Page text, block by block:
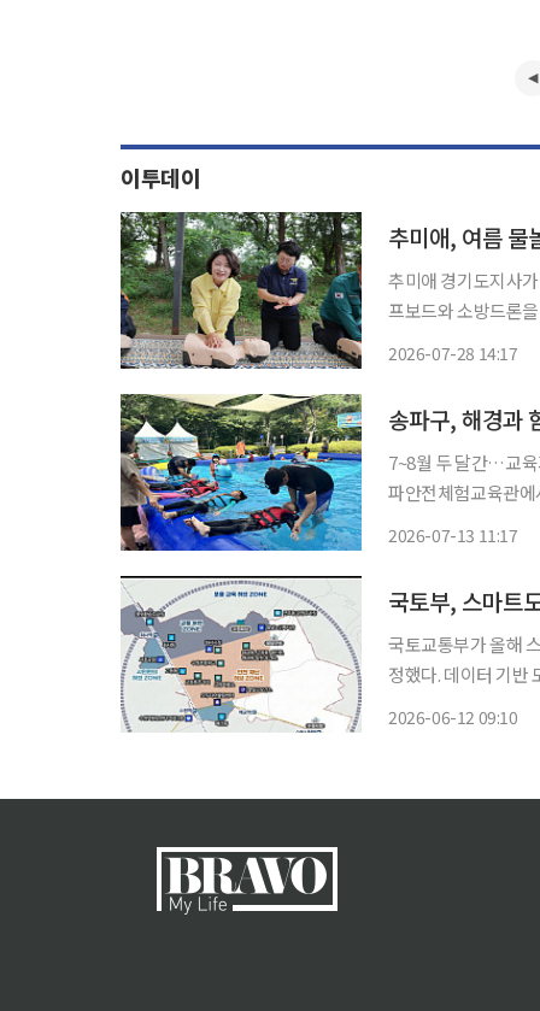
이투데이
추미애 경기도지사
프보드와 소방드론을
2026-07-28 14:17
송파구, 해경과
7~8월 두 달간…교육기간 ‘2주→2개
파안전체험교육관에
2026-07-13 11:17
국토부, 스마트
국토교통부가 올해
정했다. 데이터 기반
2026-06-12 09:10